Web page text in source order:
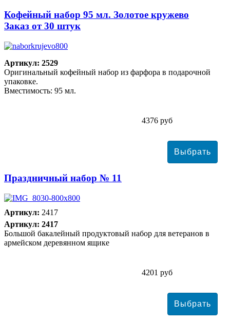
Кофейный набор 95 мл. Золотое кружево
Заказ от 30 штук
Артикул: 2529
Оригинальный кофейный набор из фарфора в подарочной
упаковке.
Вместимость: 95 мл.
4376 руб
Праздничный набор № 11
Артикул: 2417
Артикул: 2417
Большой бакалейный продуктовый набор для ветеранов в
армейском деревянном ящике
4201 руб